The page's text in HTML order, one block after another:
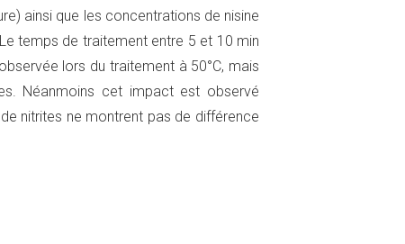
ainsi que les concentrations de nisine
temps de traitement entre 5 et 10 min
lors du traitement à 50°C, mais
Néanmoins cet impact est observé
nitrites ne montrent pas de différence